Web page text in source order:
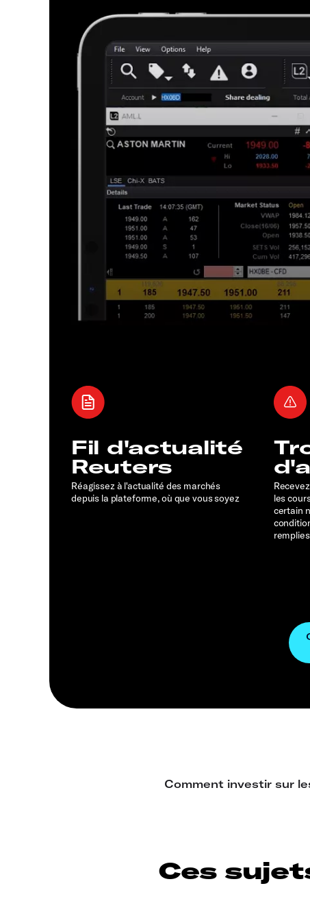
Fil d'actualité
Reuters
Réagissez à l'actualité des marchés
depuis la plateforme, où que vous soyez
les
certain
remplies
Ces